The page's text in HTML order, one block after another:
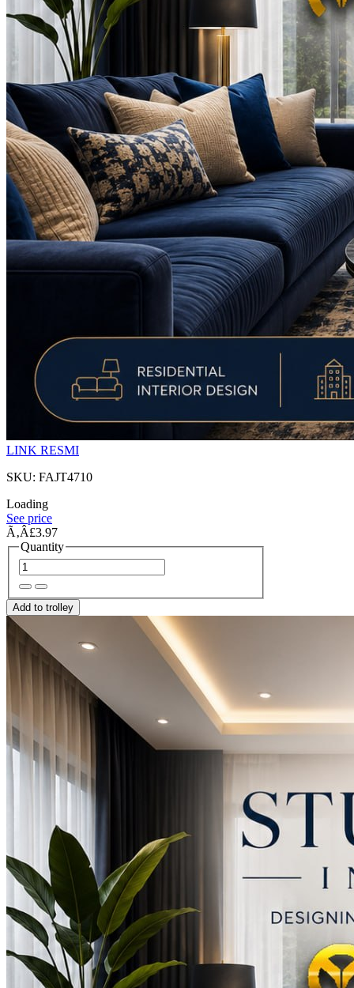
LINK RESMI
SKU: FAJT4710
Loading
See price
Ã‚Â£3.97
Quantity
Add to trolley